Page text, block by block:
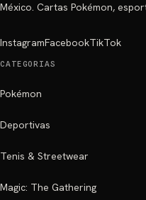
México. Cartas Pokémon,
InstagramFacebookTikTok
CATEGORIAS
Pokémon
Deportivas
Tenis & Streetwear
Magic: The Gathering